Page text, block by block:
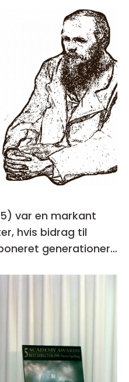
var en markant
hvis bidrag til
generationer